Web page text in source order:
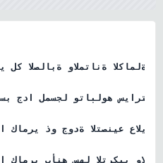
والمتانة الكاملة التي
ديكور تويوتا كامري مناسب
تويوتا كامري ذو جودة
يتميز ديكور مسجل تويوتا